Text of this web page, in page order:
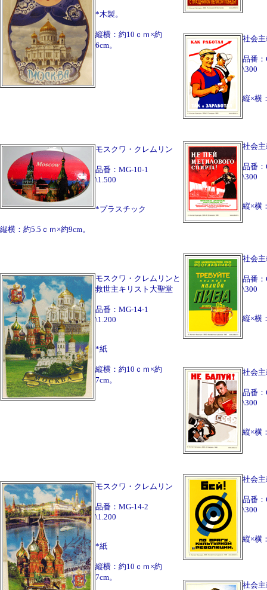
*木製。
縦横：約10ｃｍ×約
6cm。
モスクワ・クレムリン
品番：MG-10-1
\1.500
*プラスチック
縦横：約5.5ｃｍ×約9cm。
モスクワ・クレムリンと
救世主キリスト大聖堂
品番：MG-14-1
\1.200
*紙
縦横：約10ｃｍ×約
7cm。
モスクワ・クレムリン
品番：MG-14-2
\1.200
*紙
縦横：約10ｃｍ×約
7cm。
社会
品番
\300
縦×横
社会
品番
\300
縦×横
社会
品番
\300
縦×横
社会
品番
\300
縦×横
社会
品番
\300
縦×横
社会